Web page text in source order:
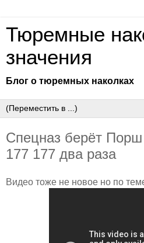
Тюремные
значения
Блог о тюремных наколках
Спецназ берёт
177 177 два раза
Видео тоже не новое но по